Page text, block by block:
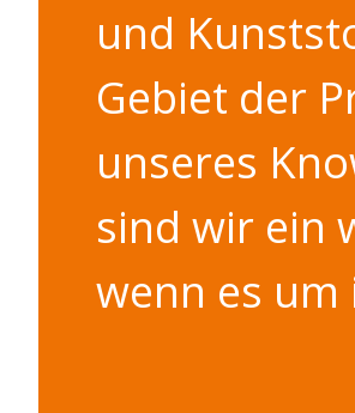
und
Gebiet der
unseres
sind wir ein
wenn es